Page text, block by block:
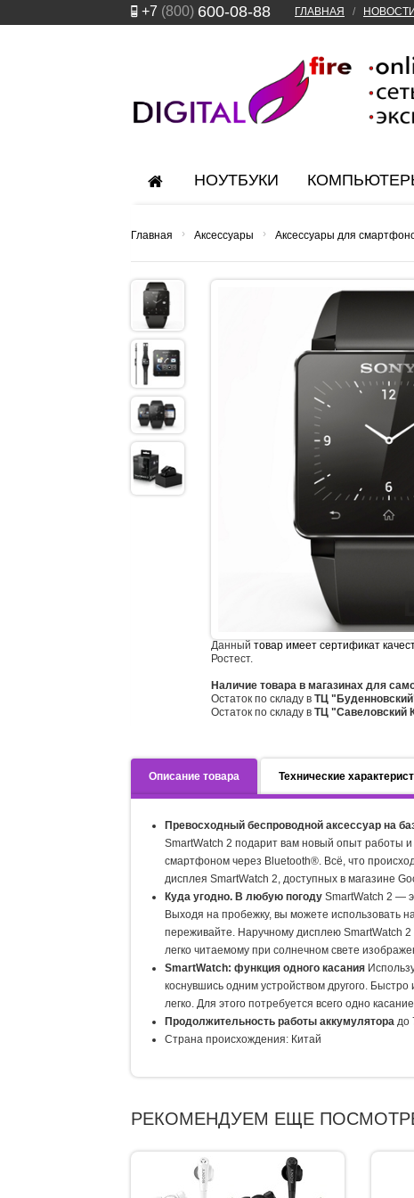
+7 (800) 600-08-88 ГЛАВНАЯ / НОВОСТИ
НОУТБУКИ
Главная › Аксессуары › Аксессуары для
Данный товар имеет сертификат
Ростест.
Наличие товара в магазинах для
Остаток по складу в ТЦ
Остаток по складу в ТЦ "Савеловский
Описание товара Технические
Превосходный беспроводной аксессуар на
SmartWatch 2 подарит вам новый опыт работы
смартфоном через Bluetooth®. Всё, что
дисплея SmartWatch 2, доступных в магазине
Куда угодно. В любую погоду SmartWatch 2 —
Выходя на пробежку, вы можете использовать
переживайте. Наручному дисплею SmartWatch
легко читаемому при солнечном свете
SmartWatch: функция одного касания
коснувшись одним устройством другого.
легко. Для этого потребуется всего одно
Продолжительность работы аккумулятора до
Страна происхождения: Китай
РЕКОМЕНДУЕМ ЕЩЕ